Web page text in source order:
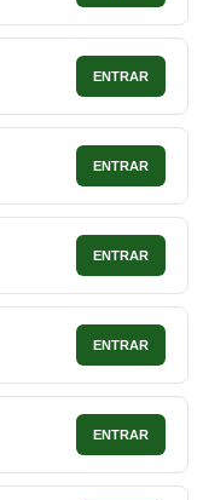
ENTRAR
ENTRAR
ENTRAR
ENTRAR
ENTRAR